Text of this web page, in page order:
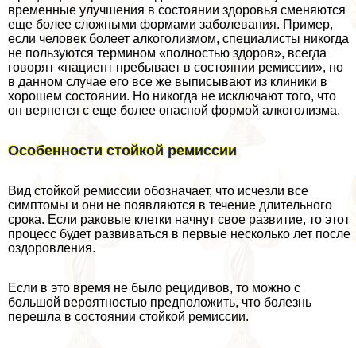
временные улучшения в состоянии здоровья сменяются
еще более сложными формами заболевания. Пример,
если человек болеет алкоголизмом, специалисты никогда
не пользуются термином «полностью здоров», всегда
говорят «пациент пребывает в состоянии ремиссии», но
в данном случае его все же выписывают из клиники в
хорошем состоянии. Но никогда не исключают того, что
он вернется с еще более опасной формой алкоголизма.
Особенности стойкой ремиссии
Вид стойкой ремиссии обозначает, что исчезли все
симптомы и они не появляются в течение длительного
срока. Если paковые клетки начнут свое развитие, то этот
процесс будет развиваться в первые несколько лет после
оздоровления.
Если в это время не было рецидивов, то можно с
большой вероятностью предположить, что болезнь
перешла в состоянии стойкой ремиссии.